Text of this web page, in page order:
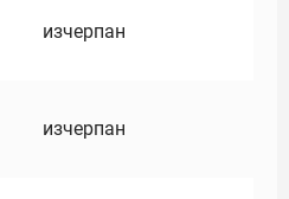
изчерпан
изчерпан